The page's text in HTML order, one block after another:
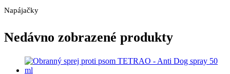
Napájačky
Nedávno zobrazené produkty